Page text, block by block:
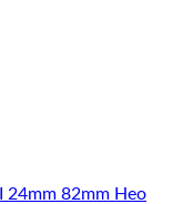
Heo